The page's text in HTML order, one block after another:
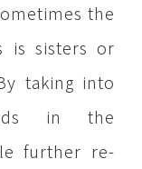
the
is sisters or
taking into
in the
further re-